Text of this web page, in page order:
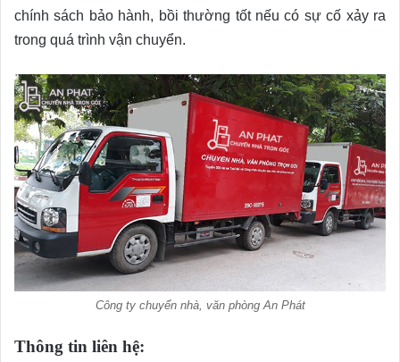
chính sách bảo hành, bồi thường tốt nếu có sự cố xảy ra
trong quá trình vận chuyển.
Công ty chuyển nhà, văn phòng An Phát
Thông tin liên hệ: